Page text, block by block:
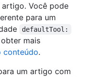
artigo. Você pode
para um
defaultTool:
mais
conteúdo.
um artigo com